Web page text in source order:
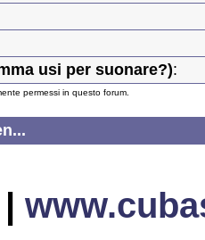
usi per suonare?):
permessi in questo forum.
|